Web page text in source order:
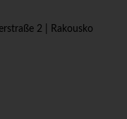
2 | Rakousko